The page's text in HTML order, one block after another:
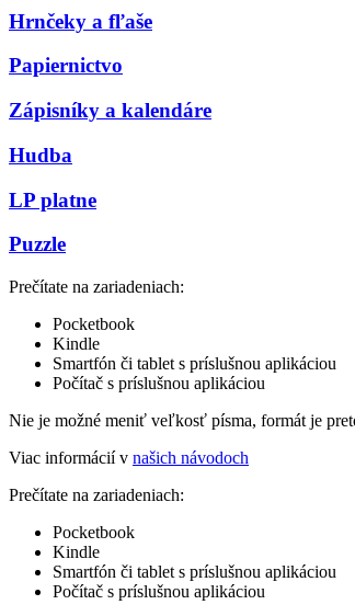
Hrnčeky a fľaše
Papiernictvo
Zápisníky a kalendáre
Hudba
LP platne
Puzzle
Prečítate na zariadeniach:
Pocketbook
Kindle
Smartfón či tablet s príslušnou aplikáciou
Počítač s príslušnou aplikáciou
Nie je možné meniť veľkosť písma, formát je
Viac informácií v našich návodoch
Prečítate na zariadeniach:
Pocketbook
Kindle
Smartfón či tablet s príslušnou aplikáciou
Počítač s príslušnou aplikáciou